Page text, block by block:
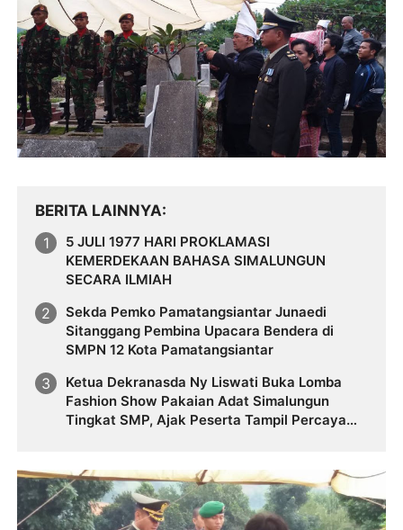
BERITA LAINNYA
5 JULI 1977 HARI PROKLAMASI
KEMERDEKAAN BAHASA SIMALUNGUN
SECARA ILMIAH
Sekda Pemko Pamatangsiantar Junaedi
Sitanggang Pembina Upacara Bendera di
SMPN 12 Kota Pamatangsiantar
Ketua Dekranasda Ny Liswati Buka Lomba
Fashion Show Pakaian Adat Simalungun
Tingkat SMP, Ajak Peserta Tampil Percaya